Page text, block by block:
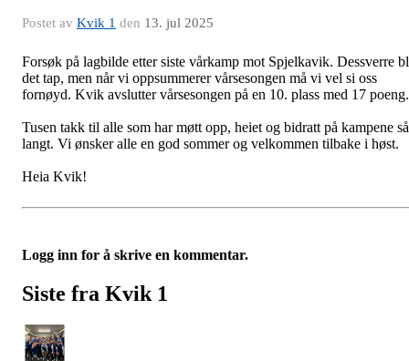
Postet av Kvik 1 den 13. jul 2025
Forsøk på lagbilde etter siste vårkamp mot Spjelkavik. Dessverre
det tap, men når vi oppsummerer vårsesongen må vi vel si oss
fornøyd. Kvik avslutter vårsesongen på en 10. plass med 17
Tusen takk til alle som har møtt opp, heiet og bidratt på kampene så
langt. Vi ønsker alle en god sommer og velkommen tilbake i høst.
Heia Kvik!
Logg inn for å skrive en kommentar.
Siste fra Kvik 1